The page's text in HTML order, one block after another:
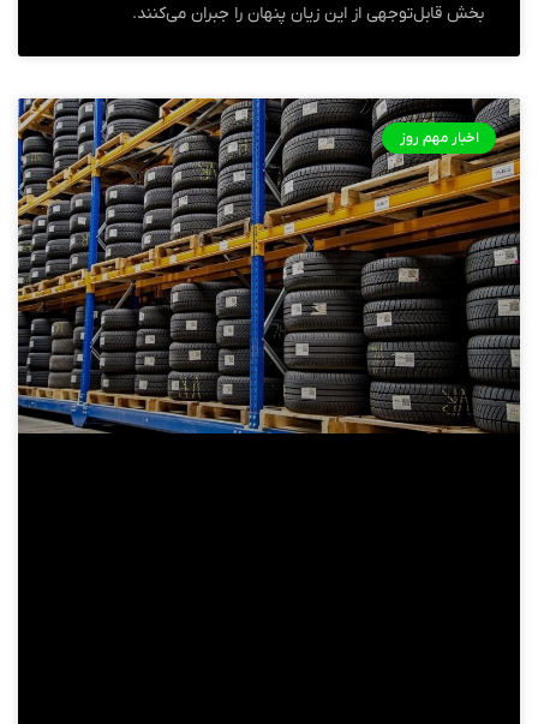
بخش قابل‌توجهی از این زیان پنهان را جبران می‌کنند.
اخبار مهم روز